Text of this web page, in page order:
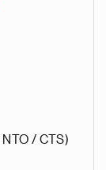
/ CTS)